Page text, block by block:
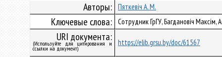
Авторы: Пяткевіч А. М.
Ключевые слова: Сотрудник ГрГУ, Багдановіч Максім,
URI документа:
(Используйте для цитирования и
ссылки на документ)
https://elib.grsu.by/doc/61567